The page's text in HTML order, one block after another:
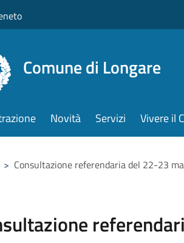
Comune di Longare
Novità Servizi Vivere il
> Consultazione referendaria del 22-23